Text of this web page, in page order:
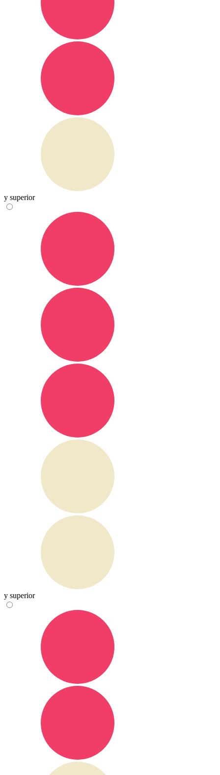
y superior
y superior